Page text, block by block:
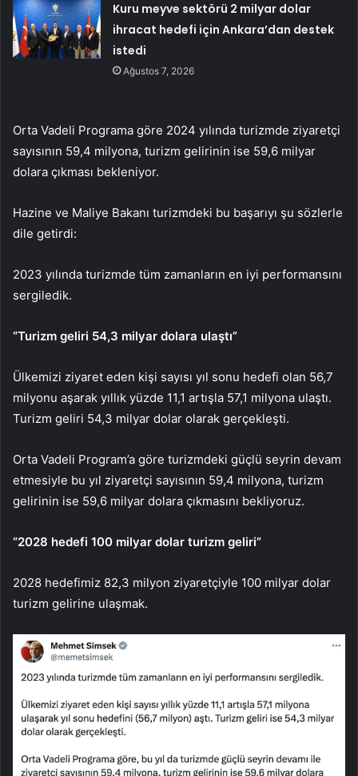
Kuru meyve sektörü 2 milyar dolar
ihracat hedefi için Ankara’dan destek
istedi
Ağustos 7, 2026
Orta Vadeli Programa göre 2024 yılında turizmde ziyaretçi
sayısının 59,4 milyona, turizm gelirinin ise 59,6 milyar
dolara çıkması bekleniyor.
Hazine ve Maliye Bakanı turizmdeki bu başarıyı şu sözlerle
dile getirdi:
2023 yılında turizmde tüm zamanların en iyi performansını
sergiledik.
“Turizm geliri 54,3 milyar dolara ulaştı”
Ülkemizi ziyaret eden kişi sayısı yıl sonu hedefi olan 56,7
milyonu aşarak yıllık yüzde 11,1 artışla 57,1 milyona ulaştı.
Turizm geliri 54,3 milyar dolar olarak gerçekleşti.
Orta Vadeli Program’a göre turizmdeki güçlü seyrin devam
etmesiyle bu yıl ziyaretçi sayısının 59,4 milyona, turizm
gelirinin ise 59,6 milyar dolara çıkmasını bekliyoruz.
“2028 hedefi 100 milyar dolar turizm geliri”
2028 hedefimiz 82,3 milyon ziyaretçiyle 100 milyar dolar
turizm gelirine ulaşmak.